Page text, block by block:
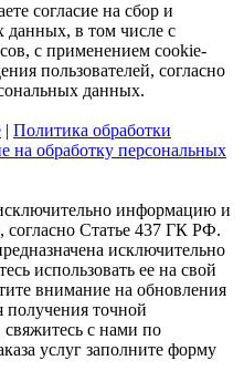
согласие на сбор и
данных, в том числе с
с применением cookie-
пользователей, согласно
данных.
Политика обработки
на обработку персональных
информацию и
согласно Статье 437 ГК РФ.
исключительно
использовать ее на свой
внимание на обновления
получения точной
с нами по
услуг заполните форму